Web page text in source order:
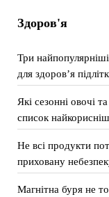
Здоров'я
Три
для здоров’я
Які сезонні овочі
список
Не всі продукти
приховану
Магнітна буря не